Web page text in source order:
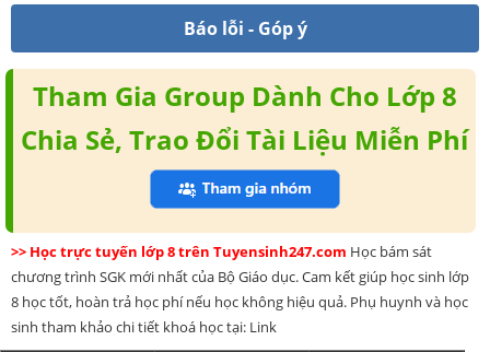
Báo lỗi - Góp ý
Tham Gia Group Dành Cho Lớp 8
Chia Sẻ, Trao Đổi Tài Liệu Miễn Phí
>> Học trực tuyến lớp 8 trên Tuyensinh247.com Học bám sát
chương trình SGK mới nhất của Bộ Giáo dục. Cam kết giúp học sinh lớp
8 học tốt, hoàn trả học phí nếu học không hiệu quả. Phụ huynh và học
sinh tham khảo chi tiết khoá học tại: Link